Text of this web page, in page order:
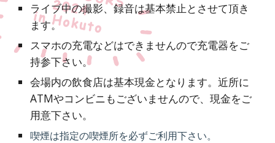
ライブ中の撮影、録音は基本禁止とさせて頂き
ます。
スマホの充電などはできませんので充電器をご
持参下さい。
会場内の飲食店は基本現金となります。近所に
ATMやコンビニもございませんので、現金をご
用意下さい。
喫煙は指定の喫煙所を必ずご利用下さい。